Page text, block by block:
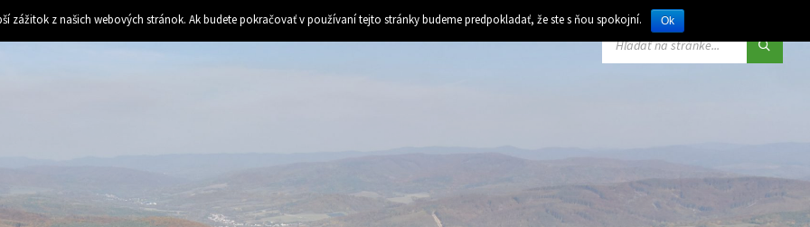
VYHĽADÁVANIE:
zážitok z našich webových stránok. Ak budete pokračovať v používaní tejto stránky budeme predpokladať, že ste s ňou spokojní. Ok